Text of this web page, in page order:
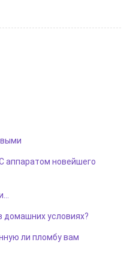
аппаратом новейшего
домашних условиях?
ли пломбу вам